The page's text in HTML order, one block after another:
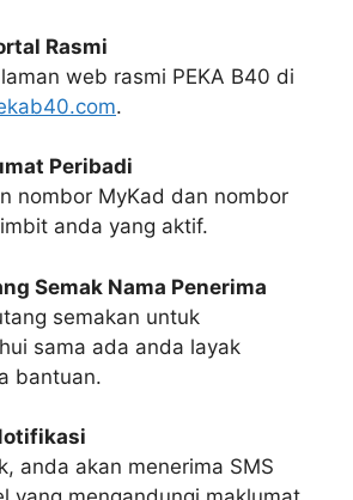
Rasmi
web rasmi PEKA B40 di
.
Peribadi
nombor MyKad dan nombor
anda yang aktif.
Semak Nama Penerima
semakan untuk
sama ada anda layak
bantuan.
anda akan menerima SMS